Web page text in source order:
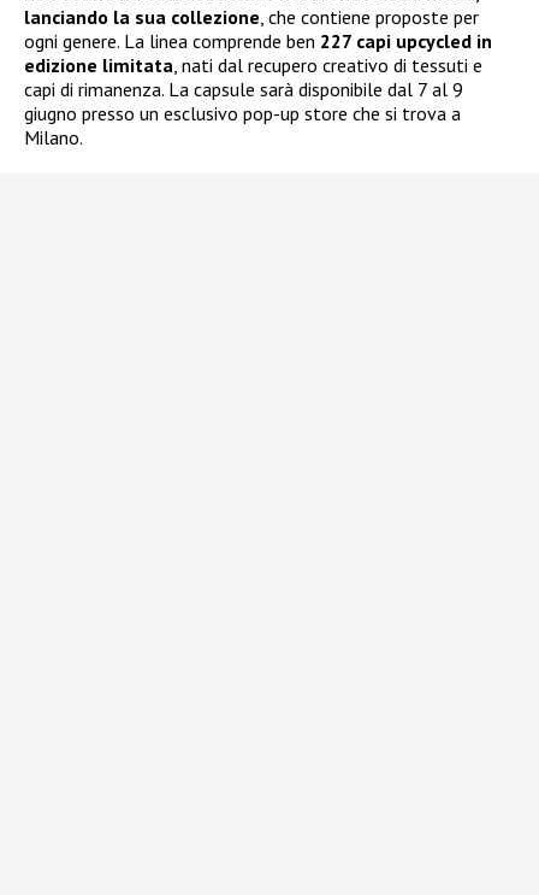
lanciando la sua collezione, che contiene proposte per
ogni genere. La linea comprende ben 227 capi upcycled in
edizione limitata, nati dal recupero creativo di tessuti e
capi di rimanenza. La capsule sarà disponibile dal 7 al 9
giugno presso un esclusivo pop-up store che si trova a
Milano.